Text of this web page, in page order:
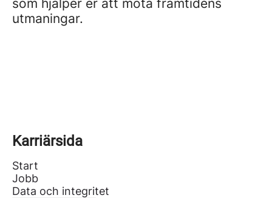
som hjälper er att möta framtidens
utmaningar.
Karriärsida
Start
Jobb
Data och integritet